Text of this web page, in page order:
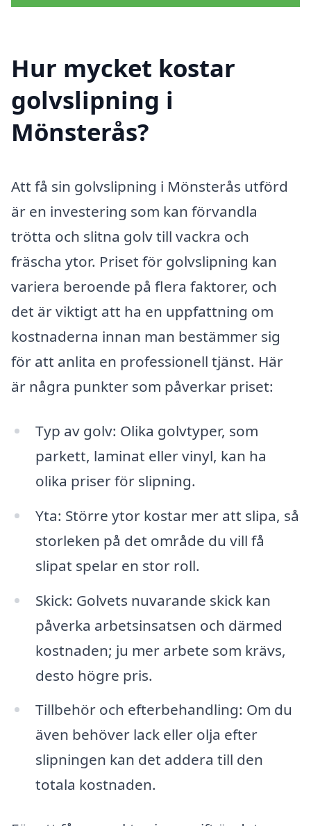
Hur mycket kostar
golvslipning i
Mönsterås?
Att få sin golvslipning i Mönsterås utförd
är en investering som kan förvandla
trötta och slitna golv till vackra och
fräscha ytor. Priset för golvslipning kan
variera beroende på flera faktorer, och
det är viktigt att ha en uppfattning om
kostnaderna innan man bestämmer sig
för att anlita en professionell tjänst. Här
är några punkter som påverkar priset:
Typ av golv: Olika golvtyper, som
parkett, laminat eller vinyl, kan ha
olika priser för slipning.
Yta: Större ytor kostar mer att slipa, så
storleken på det område du vill få
slipat spelar en stor roll.
Skick: Golvets nuvarande skick kan
påverka arbetsinsatsen och därmed
kostnaden; ju mer arbete som krävs,
desto högre pris.
Tillbehör och efterbehandling: Om du
även behöver lack eller olja efter
slipningen kan det addera till den
totala kostnaden.